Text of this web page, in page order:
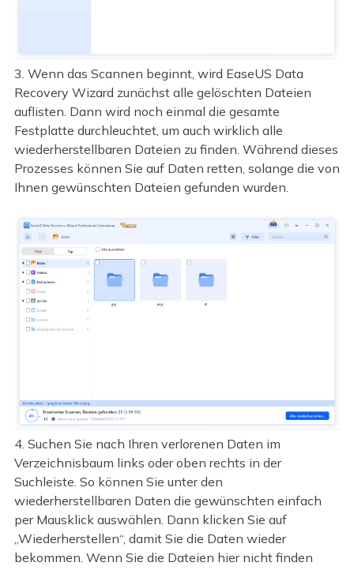
3. Wenn das Scannen beginnt, wird EaseUS Data
Recovery Wizard zunächst alle gelöschten Dateien
auflisten. Dann wird noch einmal die gesamte
Festplatte durchleuchtet, um auch wirklich alle
wiederherstellbaren Dateien zu finden. Während dieses
Prozesses können Sie auf Daten retten, solange die von
Ihnen gewünschten Dateien gefunden wurden.
4. Suchen Sie nach Ihren verlorenen Daten im
Verzeichnisbaum links oder oben rechts in der
Suchleiste. So können Sie unter den
wiederherstellbaren Daten die gewünschten einfach
per Mausklick auswählen. Dann klicken Sie auf
„Wiederherstellen“, damit Sie die Daten wieder
bekommen. Wenn Sie die Dateien hier nicht finden